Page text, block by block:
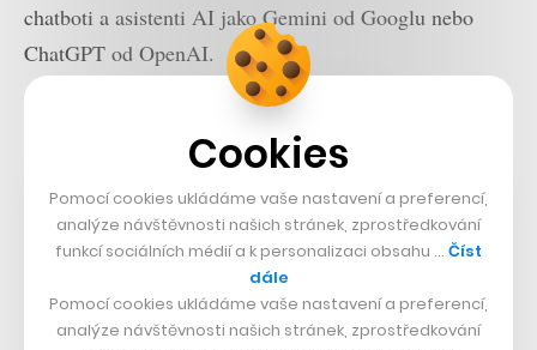
chatboti a asistenti AI jako Gemini od Googlu nebo
ChatGPT od OpenAI.
Cookies
Pomocí cookies ukládáme vaše nastavení a preferencí,
analýze návštěvnosti našich stránek, zprostředkování
funkcí sociálních médií a k personalizaci obsahu … Číst
dále
Pomocí cookies ukládáme vaše nastavení a preferencí,
analýze návštěvnosti našich stránek, zprostředkování